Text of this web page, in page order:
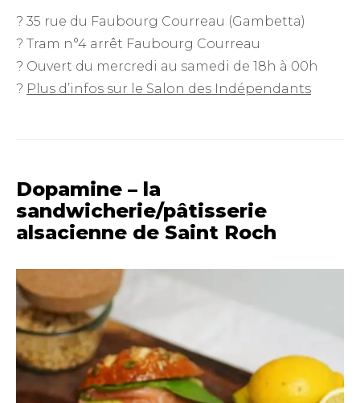
? 35 rue du Faubourg Courreau (Gambetta)
? Tram n°4 arrêt Faubourg Courreau
? Ouvert du mercredi au samedi de 18h à 00h
? Plus d’infos sur le Salon des Indépendants
Dopamine – la
sandwicherie/pâtisserie
alsacienne de Saint Roch